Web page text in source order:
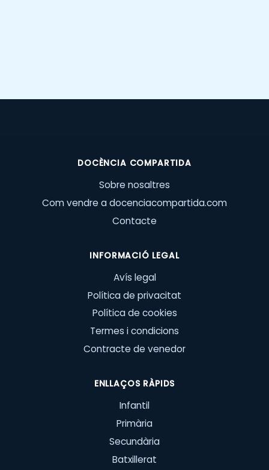
DOCÈNCIA COMPARTIDA
Sobre nosaltres
Com vendre a docenciacompartida.com
Contacte
INFORMACIÓ LEGAL
Avís legal
Política de privacitat
Política de cookies
Termes i condicions
Contracte de venedor
ENLLAÇOS RÀPIDS
Infantil
Primària
Secundària
Batxillerat